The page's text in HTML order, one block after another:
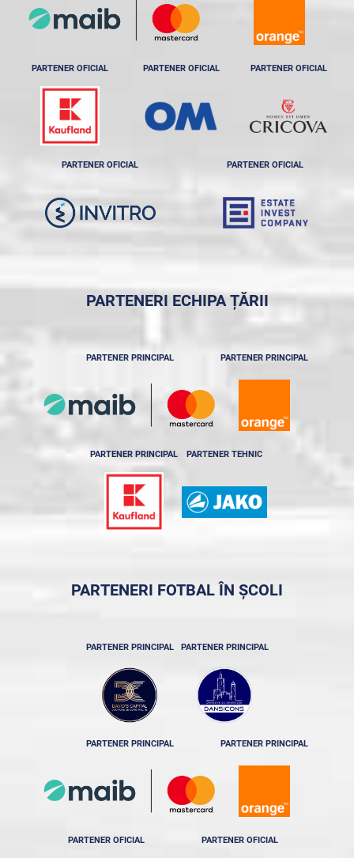
PARTENER OFICIAL PARTENER OFICIAL PARTENER OFICIAL
PARTENER OFICIAL PARTENER OFICIAL
PARTENERI ECHIPA ȚĂRII
PARTENER PRINCIPAL PARTENER PRINCIPAL
PARTENER PRINCIPAL PARTENER TEHNIC
PARTENERI FOTBAL ÎN ȘCOLI
PARTENER PRINCIPAL PARTENER PRINCIPAL
PARTENER PRINCIPAL PARTENER PRINCIPAL
PARTENER OFICIAL PARTENER OFICIAL